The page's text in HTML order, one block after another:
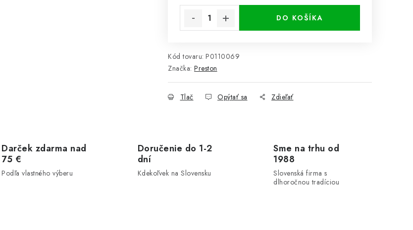
DO KOŠÍKA
Kód tovaru: P0110069
Značka: Preston
Tlač Opýtať sa Zdieľať
Darček zdarma nad
75 €
Podľa vlastného výberu
Doručenie do 1-2
dní
Kdekoľvek na Slovensku
Sme na trhu od
1988
Slovenská firma s
dlhoročnou tradíciou